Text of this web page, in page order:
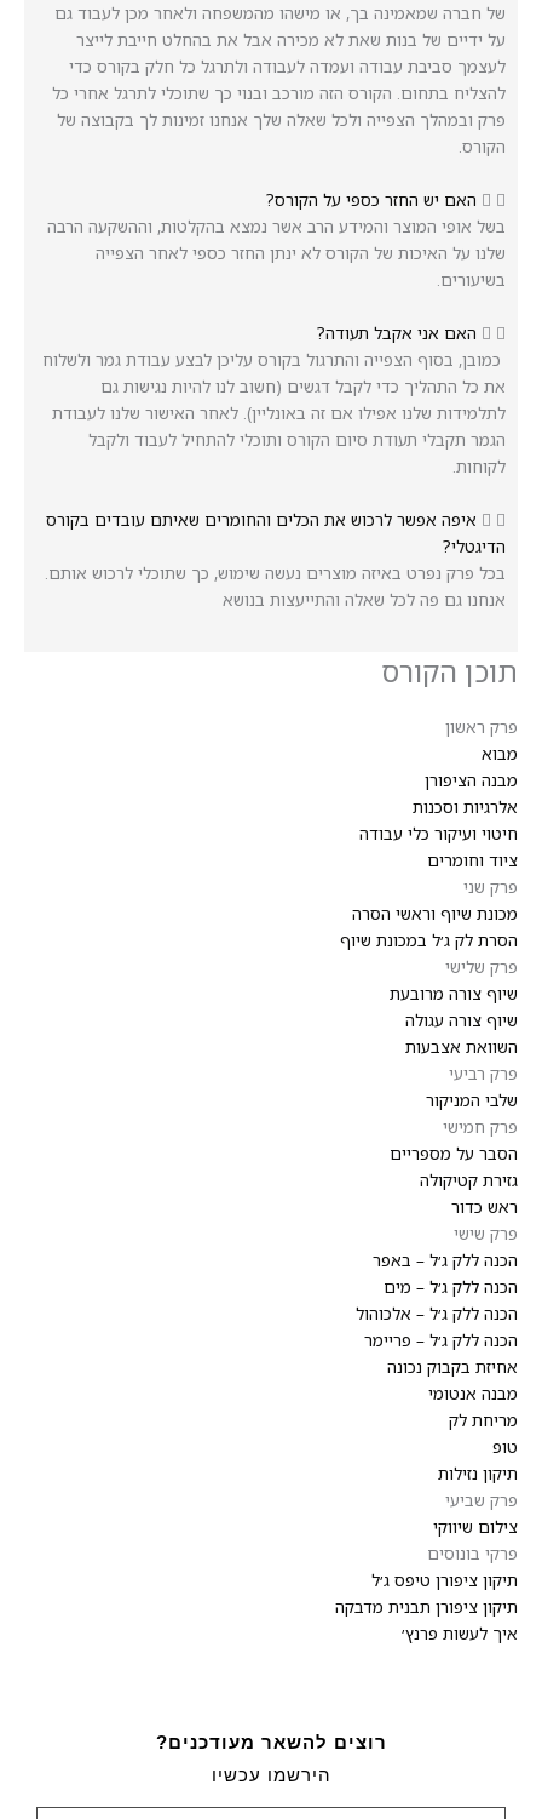
של חברה שמאמינה בך, ‏או מישהו מהמשפחה ‏ולאחר מכן לעבוד גם
על ידיים של בנות שאת לא מכירה ‏אבל את בהחלט חייבת לייצר
לעצמך סביבת עבודה ועמדה לעבודה ולתרגל כל חלק בקורס כדי
להצליח בתחום. ‏הקורס הזה מורכב ובנוי כך שתוכלי לתרגל אחרי כל
פרק ובמהלך הצפייה ‏ולכל שאלה שלך אנחנו זמינות לך בקבוצה של
הקורס.
האם יש החזר כספי על הקורס?
בשל אופי המוצר והמידע הרב אשר נמצא בהקלטות, וההשקעה הרבה
שלנו על האיכות של הקורס לא ינתן החזר כספי לאחר הצפייה
בשיעורים.
האם אני אקבל תעודה?
כמובן, בסוף הצפייה והתרגול בקורס עליכן לבצע עבודת גמר ולשלוח
את כל התהליך כדי לקבל דגשים (חשוב לנו להיות נגישות גם
לתלמידות שלנו אפילו אם זה באונליין). לאחר האישור שלנו לעבודת
הגמר תקבלי תעודת סיום הקורס ותוכלי להתחיל לעבוד ולקבל
לקוחות.
איפה אפשר לרכוש את הכלים והחומרים שאיתם עובדים בקורס
הדיגטלי?
בכל פרק נפרט באיזה מוצרים נעשה שימוש, כך שתוכלי לרכוש אותם.
אנחנו גם פה לכל שאלה והתייעצות בנושא
תוכן הקורס
פרק ראשון
מבוא
מבנה הציפורן
אלרגיות וסכנות
חיטוי ועיקור כלי עבודה
ציוד וחומרים
פרק שני
מכונת שיוף וראשי הסרה
הסרת לק ג׳ל במכונת שיוף
פרק שלישי
שיוף צורה מרובעת
שיוף צורה עגולה
השוואת אצבעות
פרק רביעי
שלבי המניקור
פרק חמישי
הסבר על מספריים
גזירת קטיקולה
ראש כדור
פרק שישי
הכנה ללק ג׳ל – באפר
הכנה ללק ג׳ל – מים
הכנה ללק ג׳ל – אלכוהול
הכנה ללק ג׳ל – פריימר
אחיזת בקבוק נכונה
מבנה אנטומי
מריחת לק
טופ
תיקון נזילות
פרק שביעי
צילום שיווקי
פרקי בונוסים
תיקון ציפורן טיפס ג׳ל
תיקון ציפורן תבנית מדבקה
איך לעשות פרנץ׳
רוצים להשאר מעודכנים?
הירשמו עכשיו